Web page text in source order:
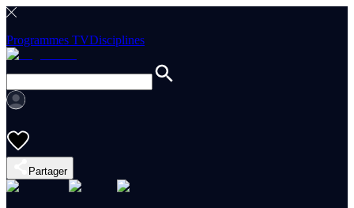
Programmes TVDisciplines
Partager